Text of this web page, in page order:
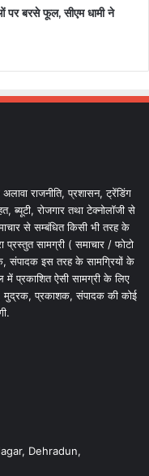
पर बरसे फूल, सीएम धामी ने
राजनीति, प्रशासन, ट्रेंडिंग
रोजगार तथा टेक्नोलॉजी से
से सम्बंधित किसी भी तरह के
प्रस्तुत सामग्री ( समाचार / फोटो
संपादक इस तरह के सामग्रियों के
में प्रकाशित ऐसी सामग्री के लिए
मुद्रक, प्रकाशक, संपादक की कोई
Dehradun,